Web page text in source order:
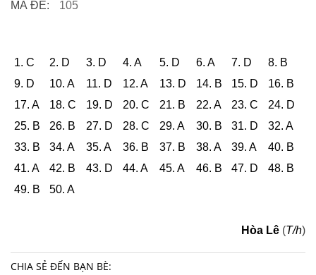
MÃ ĐỀ: 105
1. C 2. D 3. D 4. A 5. D 6. A 7. D
8. B
9. D
10. A 11. D 12. A 13. D 14. B 15. D
16. B
17. A
18. C 19. D 20. C 21. B 22. A 23. C
24. D
25. B
26. B 27. D 28. C 29. A 30. B 31. D
32. A
33. B
34. A 35. A 36. B 37. B 38. A 39. A
40. B
41. A
42. B 43. D 44. A 45. A 46. B 47. D
48. B
49. B
50. A
Hòa Lê (T/h)
CHIA SẺ ĐẾN BẠN BÈ: